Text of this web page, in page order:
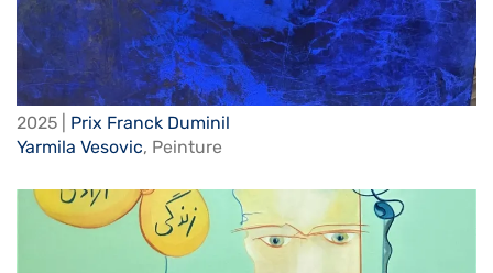
2025 | Prix Franck Duminil
Yarmila Vesovic, Peinture